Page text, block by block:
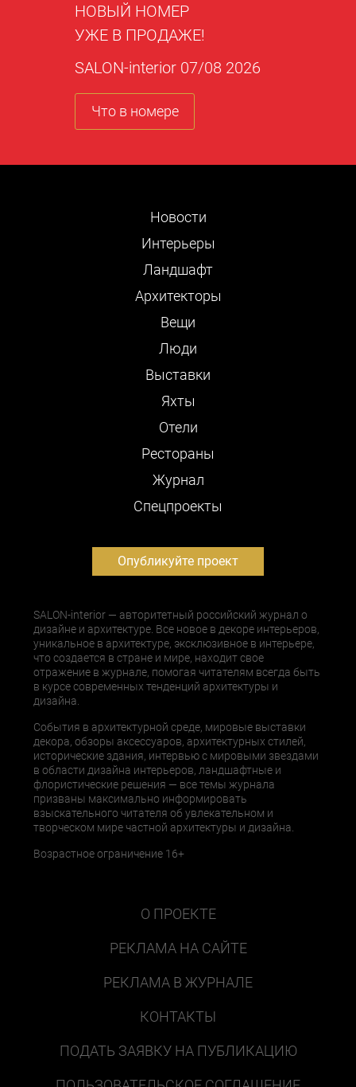
НОВЫЙ НОМЕР
УЖЕ В ПРОДАЖЕ!
SALON-interior 07/08 2026
Что в номере
Новости
Интерьеры
Ландшафт
Архитекторы
Вещи
Люди
Выставки
Яхты
Отели
Рестораны
Журнал
Cпецпроекты
Опубликуйте проект
SALON-interior — авторитетный российский журнал о
дизайне и архитектуре. Все новое в декоре интерьеров,
уникальное в архитектуре, эксклюзивное в интерьере,
что создается в стране и мире, находит свое
отражение в журнале, помогая читателям всегда быть
в курсе современных тенденций архитектуры и
дизайна.
События в архитектурной среде, мировые выставки
декора, обзоры аксессуаров, архитектурных стилей,
исторические здания, интервью с мировыми звездами
в области дизайна интерьеров, ландшафтные и
флористические решения — все темы журнала
призваны максимально информировать
взыскательного читателя об увлекательном и
творческом мире частной архитектуры и дизайна.
Возрастное ограничение 16+
О ПРОЕКТЕ
РЕКЛАМА НА САЙТЕ
РЕКЛАМА В ЖУРНАЛЕ
КОНТАКТЫ
ПОДАТЬ ЗАЯВКУ НА ПУБЛИКАЦИЮ